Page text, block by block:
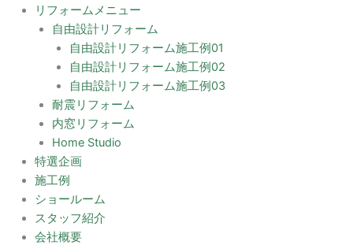
リフォームメニュー
自由設計リフォーム
自由設計リフォーム施工例01
自由設計リフォーム施工例02
自由設計リフォーム施工例03
耐震リフォーム
内窓リフォーム
Home Studio
特選企画
施工例
ショールーム
スタッフ紹介
会社概要